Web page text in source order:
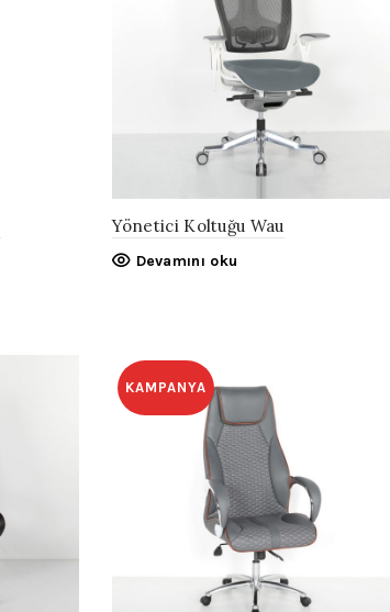
Yönetici Koltuğu Wau
Devamını oku
KAMPANYA